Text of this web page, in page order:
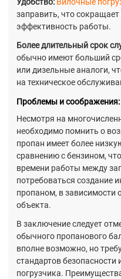
заправить, что
эффективность работы.
Более длительный срок
обычно имеют больший
или дизельные аналоги,
на техническое
Проблемы и соображения:
Несмотря на
необходимо помнить о
пропан имеет более
сравнению с бензином,
времени работы между
потребоваться создание
пропаном, в зависимости
объекта.
В заключение следует
обычного пропанового
вполне возможно, но
стандартов
погрузчика.